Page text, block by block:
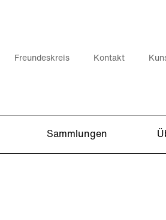
Freundeskreis Kontakt
Sammlungen